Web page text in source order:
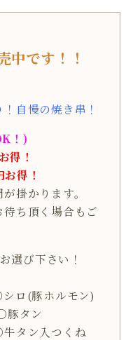
中です！！
自慢の焼き串！
！)
得！
得！
掛かります。
ち頂く場合もご
選び下さい！
ロ(豚ホルモン)
タン
ン入つくね